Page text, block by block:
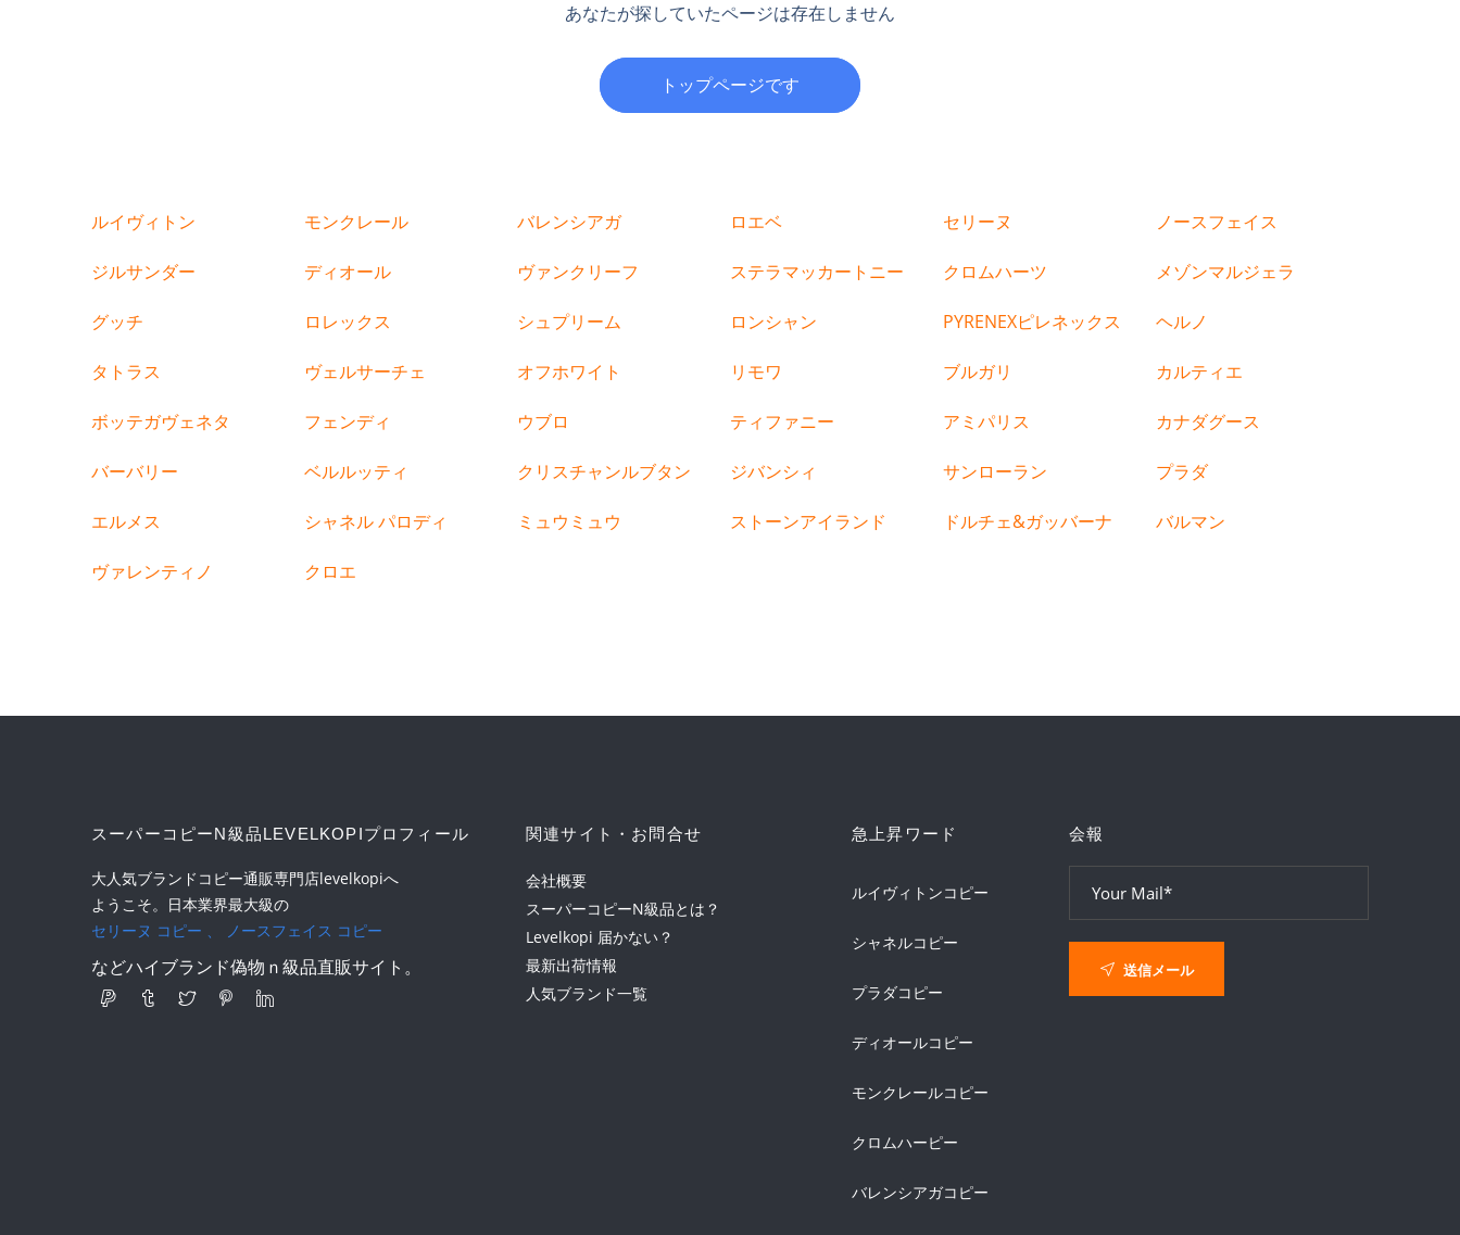
あなたが探していたページは存在しません
トップページです
ルイヴィトン モンクレール バレンシアガ ロエベ セリーヌ ノースフェイス
ジルサンダー ディオール ヴァンクリーフ ステラマッカートニー クロムハーツ メゾンマルジェラ
グッチ ロレックス シュプリーム ロンシャン PYRENEXピレネックス ヘルノ
タトラス ヴェルサーチェ オフホワイト リモワ ブルガリ カルティエ
ボッテガヴェネタ フェンディ ウブロ ティファニー アミパリス カナダグース
バーバリー ベルルッティ クリスチャンルブタン ジバンシィ サンローラン プラダ
エルメス シャネル パロディ ミュウミュウ ストーンアイランド ドルチェ&ガッバーナ バルマン
ヴァレンティノ クロエ
スーパーコピーN級品LEVELKOPIプロフィール
大人気ブランドコピー通販専門店levelkopiへ
ようこそ。日本業界最大級の
セリーヌ コピー ノースフェイス コピー
などハイブランド偽物ｎ級品直販サイト。
関連サイト・お問合せ
会社概要
スーパーコピーN級品とは？
Levelkopi 届かない？
最新出荷情報
人気ブランド一覧
急上昇ワード
ルイヴィトンコピー
シャネルコピー
プラダコピー
ディオールコピー
モンクレールコピー
クロムハーピー
バレンシアガコピー
会報
送信メール